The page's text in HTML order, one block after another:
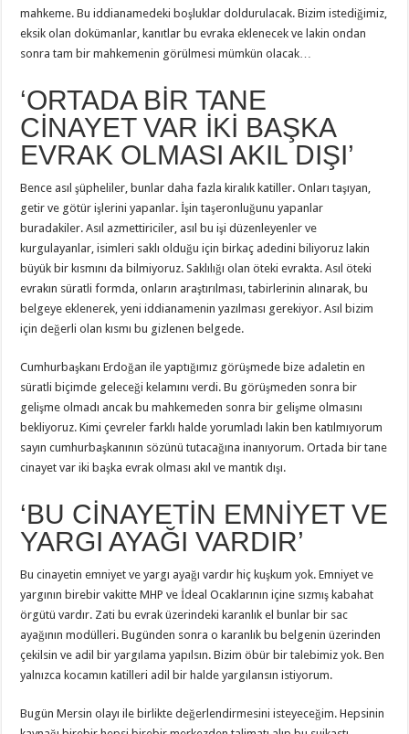
mahkeme. Bu iddianamedeki boşluklar doldurulacak. Bizim istediğimiz,
eksik olan dokümanlar, kanıtlar bu evraka eklenecek ve lakin ondan
sonra tam bir mahkemenin görülmesi mümkün olacak…
‘ORTADA BİR TANE
CİNAYET VAR İKİ BAŞKA
EVRAK OLMASI AKIL DIŞI’
Bence asıl şüpheliler, bunlar daha fazla kiralık katiller. Onları taşıyan,
getir ve götür işlerini yapanlar. İşin taşeronluğunu yapanlar
buradakiler. Asıl azmettiriciler, asıl bu işi düzenleyenler ve
kurgulayanlar, isimleri saklı olduğu için birkaç adedini biliyoruz lakin
büyük bir kısmını da bilmiyoruz. Saklılığı olan öteki evrakta. Asıl öteki
evrakın süratli formda, onların araştırılması, tabirlerinin alınarak, bu
belgeye eklenerek, yeni iddianamenin yazılması gerekiyor. Asıl bizim
için değerli olan kısmı bu gizlenen belgede.
Cumhurbaşkanı Erdoğan ile yaptığımız görüşmede bize adaletin en
süratli biçimde geleceği kelamını verdi. Bu görüşmeden sonra bir
gelişme olmadı ancak bu mahkemeden sonra bir gelişme olmasını
bekliyoruz. Kimi çevreler farklı halde yorumladı lakin ben katılmıyorum
sayın cumhurbaşkanının sözünü tutacağına inanıyorum. Ortada bir tane
cinayet var iki başka evrak olması akıl ve mantık dışı.
‘BU CİNAYETİN EMNİYET VE
YARGI AYAĞI VARDIR’
Bu cinayetin emniyet ve yargı ayağı vardır hiç kuşkum yok. Emniyet ve
yargının birebir vakitte MHP ve İdeal Ocaklarının içine sızmış kabahat
örgütü vardır. Zati bu evrak üzerindeki karanlık el bunlar bir sac
ayağının modülleri. Bugünden sonra o karanlık bu belgenin üzerinden
çekilsin ve adil bir yargılama yapılsın. Bizim öbür bir talebimiz yok. Ben
yalnızca kocamın katilleri adil bir halde yargılansın istiyorum.
Bugün Mersin olayı ile birlikte değerlendirmesini isteyeceğim. Hepsinin